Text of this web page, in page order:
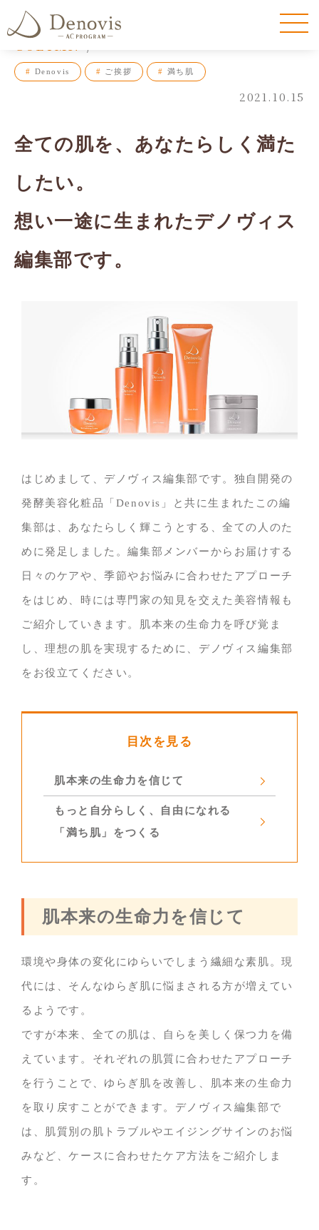
COLUMN
# Denovis # ご挨拶 # 満ち肌
2021.10.15
全ての肌を、あなたらしく満た
したい。
想い一途に生まれたデノヴィス
編集部です。
はじめまして、デノヴィス編集部です。独自開発の
発酵美容化粧品「Denovis」と共に生まれたこの編
集部は、あなたらしく輝こうとする、全ての人のた
めに発足しました。編集部メンバーからお届けする
日々のケアや、季節やお悩みに合わせたアプローチ
をはじめ、時には専門家の知見を交えた美容情報も
ご紹介していきます。肌本来の生命力を呼び覚ま
し、理想の肌を実現するために、デノヴィス編集部
をお役立てください。
目次を見る
肌本来の生命力を信じて
もっと自分らしく、自由になれる
「満ち肌」をつくる
肌本来の生命力を信じて
環境や身体の変化にゆらいでしまう繊細な素肌。現
代には、そんなゆらぎ肌に悩まされる方が増えてい
るようです。
ですが本来、全ての肌は、自らを美しく保つ力を備
えています。それぞれの肌質に合わせたアプローチ
を行うことで、ゆらぎ肌を改善し、肌本来の生命力
を取り戻すことができます。デノヴィス編集部で
は、肌質別の肌トラブルやエイジングサインのお悩
みなど、ケースに合わせたケア方法をご紹介しま
す。